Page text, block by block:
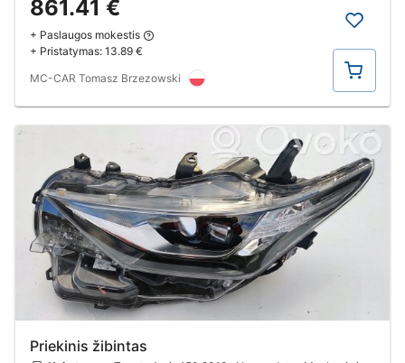
861.41 €
+ Paslaugos mokestis
+ Pristatymas: 13.89 €
MC-CAR Tomasz Brzezowski
Pirkti
Priekinis žibintas